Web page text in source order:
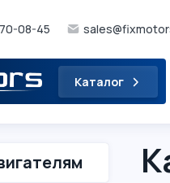
08-45
Каталог